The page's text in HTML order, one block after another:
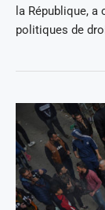
la République,
politiques de